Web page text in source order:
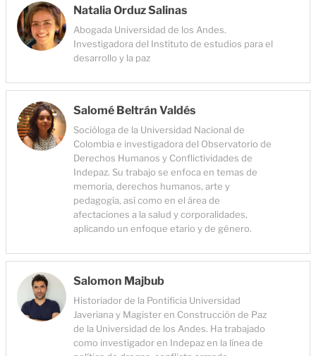
Natalia Orduz Salinas
Abogada Universidad de los Andes.
Investigadora del Instituto de estudios para el
desarrollo y la paz
Salomé Beltrán Valdés
Socióloga de la Universidad Nacional de
Colombia e investigadora del Observatorio de
Derechos Humanos y Conflictividades de
Indepaz. Su trabajo se enfoca en temas de
memoria, derechos humanos, arte y
pedagogía, así como en el área de
afectaciones a la salud y corporalidades,
aplicando un enfoque etario y de género.
Salomon Majbub
Historiador de la Pontificia Universidad
Javeriana y Magister en Construcción de Paz
de la Universidad de los Andes. Ha trabajado
como investigador en Indepaz en la línea de